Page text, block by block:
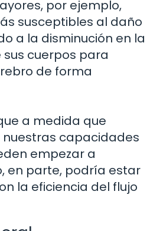
por ejemplo,
susceptibles al daño
a la disminución en la
cuerpos para
de forma
a medida que
nuestras capacidades
empezar a
en parte, podría estar
la eficiencia del flujo